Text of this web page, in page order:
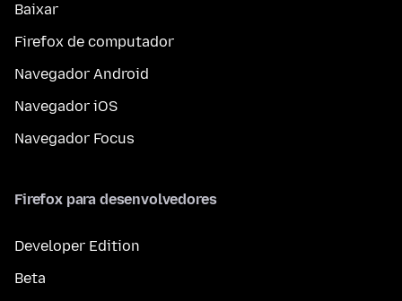
Baixar
Firefox de computador
Navegador Android
Navegador iOS
Navegador Focus
Firefox para desenvolvedores
Developer Edition
Beta